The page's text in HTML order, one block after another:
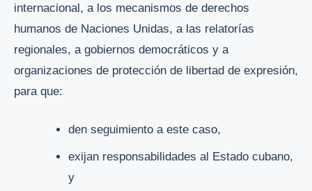
internacional, a los mecanismos de derechos
humanos de Naciones Unidas, a las relatorías
regionales, a gobiernos democráticos y a
organizaciones de protección de libertad de expresión,
para que:
den seguimiento a este caso,
exijan responsabilidades al Estado cubano,
y